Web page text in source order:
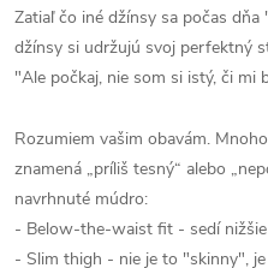
Zatiaľ čo iné džínsy sa počas
džínsy si udržujú svoj perfektný
"Ale počkaj, nie som si istý, či mi
Rozumiem vašim obavám.
znamená „príliš tesný“ alebo
navrhnuté múdro:
- Below-the-waist fit - sedí
- Slim thigh - nie je to "skinny",